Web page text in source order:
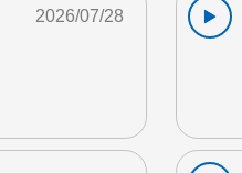
2026/07/28